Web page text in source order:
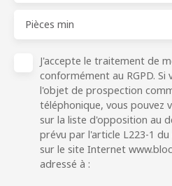
Pièces min
J'accepte le traitement de
conformément au RGPD. Si
l'objet de prospection
téléphonique, vous pouvez
sur la liste d'opposition au
prévu par l'article L223-1
sur le site Internet
adressé à :